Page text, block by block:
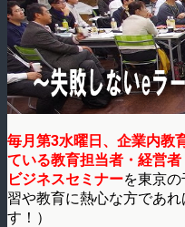
毎月第3水曜日、企業内教
ている教育担当者・経営者
ビジネスセミナーを東京
習や教育に熱心な方であ
す！）